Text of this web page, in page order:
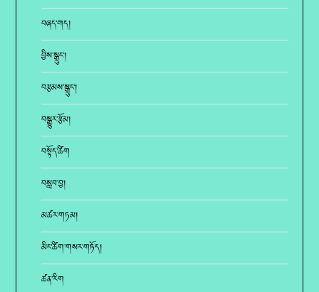
བཞད་གད།
བྱིས་སྒྲུང་།
བརྩམས་སྒྲུང་།
བསྒྱུར་རྩོམ།
བསྟོད་ཚིག
བསླབ་བྱ།
མཚར་གཏམ།
མིང་ཚིག་གསར་གཏོད།
ཚན་རིག